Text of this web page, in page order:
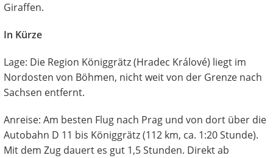
Giraffen.
In Kürze
Lage: Die Region Königgrätz (Hradec Králové) liegt im
Nordosten von Böhmen, nicht weit von der Grenze nach
Sachsen entfernt.
Anreise: Am besten Flug nach Prag und von dort über die
Autobahn D 11 bis Königgrätz (112 km, ca. 1:20 Stunde).
Mit dem Zug dauert es gut 1,5 Stunden. Direkt ab